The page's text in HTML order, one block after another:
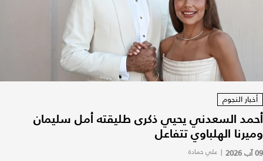
أخبار النجوم
أحمد السعدني يحيي ذكرى طليقته أمل سليمان
وميرنا الهلباوي تتفاعل
09 آب 2026 | علي حمادة